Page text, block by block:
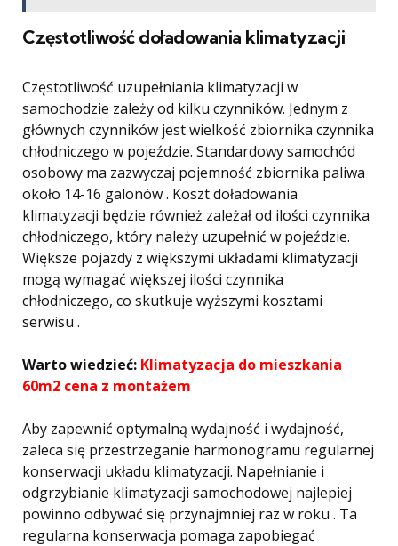
Częstotliwość doładowania klimatyzacji
Częstotliwość uzupełniania klimatyzacji w
samochodzie zależy od kilku czynników. Jednym z
głównych czynników jest wielkość zbiornika czynnika
chłodniczego w pojeździe. Standardowy samochód
osobowy ma zazwyczaj pojemność zbiornika paliwa
około 14-16 galonów . Koszt doładowania
klimatyzacji będzie również zależał od ilości czynnika
chłodniczego, który należy uzupełnić w pojeździe.
Większe pojazdy z większymi układami klimatyzacji
mogą wymagać większej ilości czynnika
chłodniczego, co skutkuje wyższymi kosztami
serwisu .
Warto wiedzieć: Klimatyzacja do mieszkania
60m2 cena z montażem
Aby zapewnić optymalną wydajność i wydajność,
zaleca się przestrzeganie harmonogramu regularnej
konserwacji układu klimatyzacji. Napełnianie i
odgrzybianie klimatyzacji samochodowej najlepiej
powinno odbywać się przynajmniej raz w roku . Ta
regularna konserwacja pomaga zapobiegać